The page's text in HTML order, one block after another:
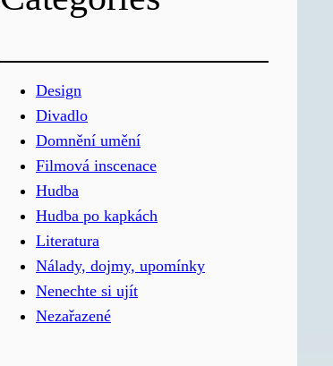
Design
Divadlo
Domnění umění
Filmová inscenace
Hudba
Hudba po kapkách
Literatura
Nálady, dojmy, upomínky
Nenechte si ujít
Nezařazené